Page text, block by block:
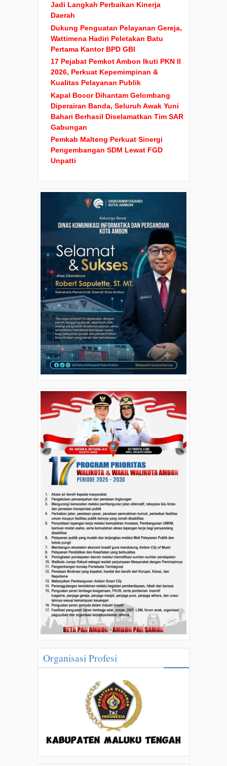
Jadi Langkah Perbaikan Kinerja
Daerah
Dukung Penguatan Pelayanan Gereja,
Wattimena Hadiri Peletakan Batu
Pertama Kantor BPD GBI
17 Pejabat Pemkot Ambon Ikuti PKN II
2026, Perkuat Kepemimpinan &
Kualitas Pelayanan Publik
Kapal Bocor Dihantam Gelombang
Diperairan Banda, Seluruh Awak Yuni
Bahari Berhasil Diselamatkan Tim SAR
Gabungan
Pemkab Malteng Perkuat Sinergi
Pengembangan SDM Lewat FGD
Unpatti
Organisasi Profesi